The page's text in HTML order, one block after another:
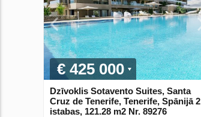
€ 425 000
Dzīvoklis Sotavento Suites, Santa
Cruz de Tenerife, Tenerife, Spānijā 2
istabas, 121.28 m2 Nr. 89276